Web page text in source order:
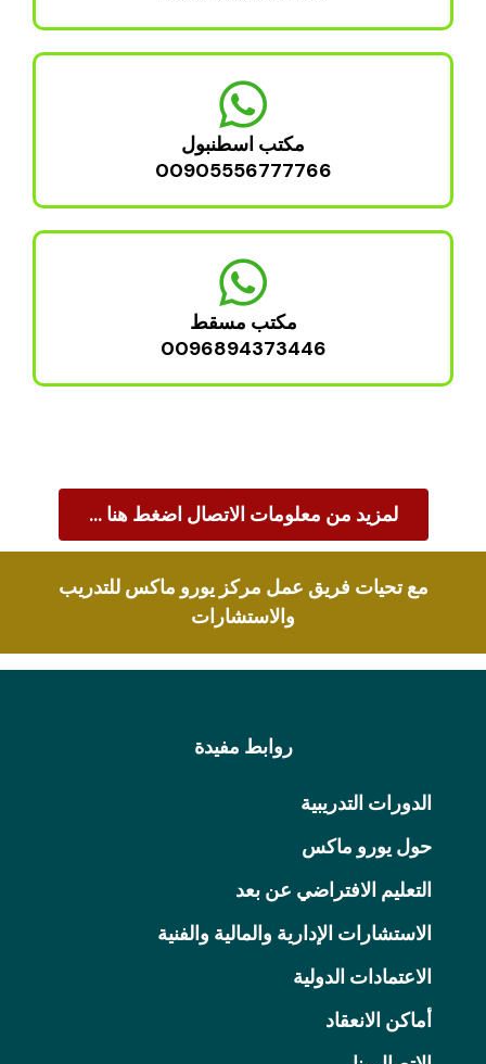
مكتب اسطنبول
00905556777766
مكتب مسقط
0096894373446
لمزيد من معلومات الاتصال اضغط هنا …
مع تحيات فريق عمل مركز يورو ماكس للتدريب
والاستشارات
روابط مفيدة
الدورات التدريبية
حول يورو ماكس
التعليم الافتراضي عن بعد
الاستشارات الإدارية والمالية والفنية
الاعتمادات الدولية
أماكن الانعقاد